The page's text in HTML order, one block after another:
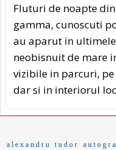
Fluturi de noapte
gamma, cunoscuti
au aparut in
neobisnuit de mare
vizibile in parcuri,
dar si in interiorul
alexandru tudor